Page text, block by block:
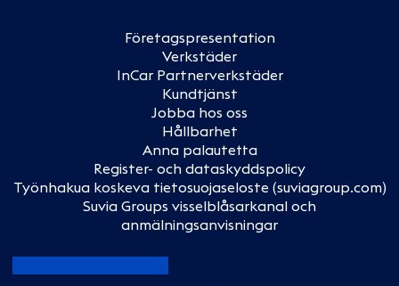
Företagspresentation
Verkstäder
InCar Partnerverkstäder
Kundtjänst
Jobba hos oss
Hållbarhet
Anna palautetta
Register- och dataskyddspolicy
Työnhakua koskeva tietosuojaseloste (suviagroup.com)
Suvia Groups visselblåsarkanal och
anmälningsanvisningar